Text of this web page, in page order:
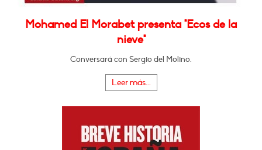
Mohamed El Morabet presenta "Ecos de la
nieve"
Conversará con Sergio del Molino.
Leer más...